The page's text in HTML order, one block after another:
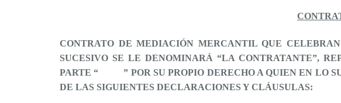
CONTRATO DE MEDIACIÓN MERCANTIL QUE
SUCESIVO SE LE DENOMINARÁ “LA CONTRATANTE”,
PARTE “ ” POR SU PROPIO DERECHO A QUIEN EN LO
DE LAS SIGUIENTES DECLARACIONES Y CLÁUSULAS: